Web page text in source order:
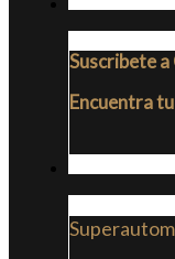
Suscribete a
Encuentra